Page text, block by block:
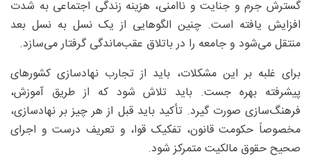
گسترش جرم و جنایت و ناامنی، هزینه زندگی اجتماعی به شدت
افزایش یافته است. چنین الگوهایی از یک نسل به نسل بعد
منتقل می‌شود و جامعه را در باتلاق عقب‌ماندگی گرفتار می‌سازد.
برای غلبه بر این مشکلات، باید از تجارب نهادسازی کشورهای
پیشرفته بهره جست. باید تلاش شود که از طریق آموزش،
فرهنگ‌سازی صورت گیرد. تأکید باید قبل از هر چیز بر نهادسازی،
مخصوصاً حکومت قانون، تفکیک قوا، و تعریف درست و اجرای
صحیح حقوق مالکیت متمرکز شود.